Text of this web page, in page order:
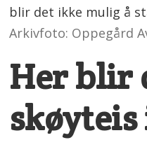
blir det ikke mulig å
Arkivfoto: Oppegård
Her blir